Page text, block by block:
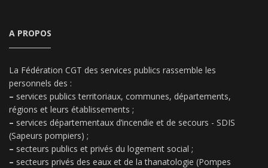
A PROPOS
La Fédération CGT des services publics rassemble les
personnels des :
– services publics territoriaux, communes, départements,
régions et leurs établissements ;
– services départementaux d’incendie et de secours - SDIS
(Sapeurs pompiers) ;
– secteurs publics et privés du logement social ;
– secteurs privés des eaux et de la thanatologie (Pompes